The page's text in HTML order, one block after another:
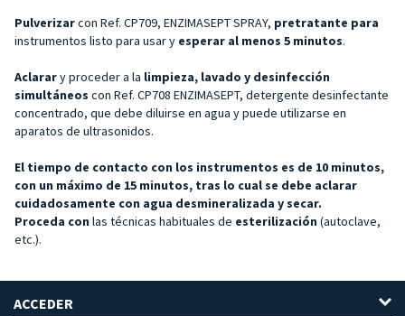
Pulverizarcon Ref. CP709, ENZIMASEPT SPRAY, pretratante para
instrumentos listo para usar y esperar al menos 5 minutos.
Aclarary proceder a la limpieza, lavado y desinfección
simultáneos con Ref. CP708 ENZIMASEPT, detergente desinfectante
concentrado, que debe diluirse en agua y puede utilizarse en
aparatos de ultrasonidos.
El tiempo de contacto con los instrumentos es de 10 minutos,
con un máximo de 15 minutos, tras lo cual se debe aclarar
cuidadosamente con agua desmineralizada y secar.
Proceda con las técnicas habituales de esterilización (autoclave,
etc.).
ACCEDER